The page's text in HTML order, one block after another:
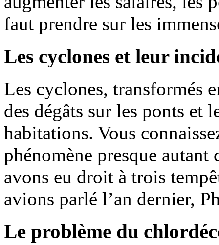
faut prendre sur les
Les cyclones et leur
Les cyclones, transformés
des dégâts sur les ponts et
habitations. Vous
phénomène presque autant
avons eu droit à trois
avions parlé l’an dernier,
Le problème du